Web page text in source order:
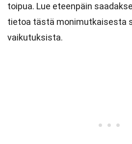
toipua. Lue eteenpäin
tietoa tästä monimutkaisesta
vaikutuksista.